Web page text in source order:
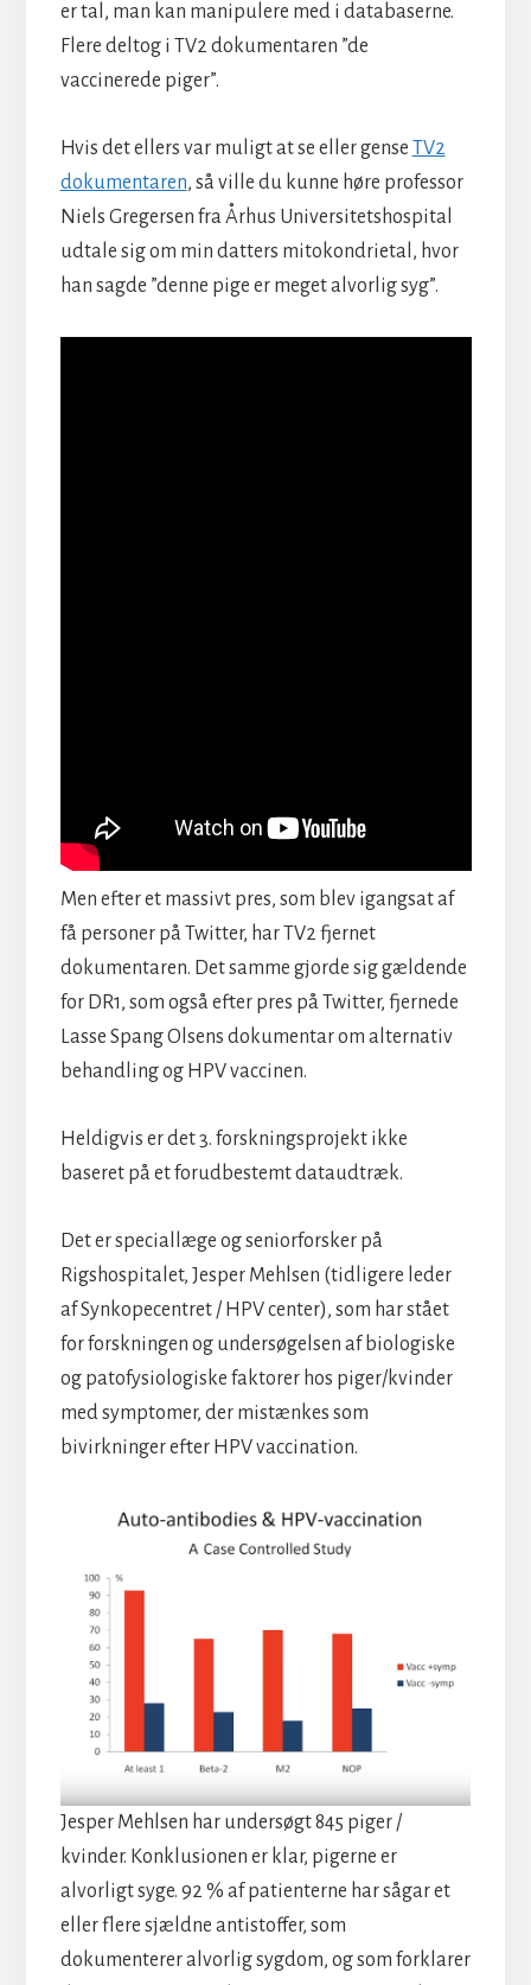
er tal, man kan manipulere med i databaserne.
Flere deltog i TV2 dokumentaren ”de
vaccinerede piger”.
Hvis det ellers var muligt at se eller gense TV2
dokumentaren, så ville du kunne høre professor
Niels Gregersen fra Århus Universitetshospital
udtale sig om min datters mitokondrietal, hvor
han sagde ”denne pige er meget alvorlig syg”.
Men efter et massivt pres, som blev igangsat af
få personer på Twitter, har TV2 fjernet
dokumentaren. Det samme gjorde sig gældende
for DR1, som også efter pres på Twitter, fjernede
Lasse Spang Olsens dokumentar om alternativ
behandling og HPV vaccinen.
Heldigvis er det 3. forskningsprojekt ikke
baseret på et forudbestemt dataudtræk.
Det er speciallæge og seniorforsker på
Rigshospitalet, Jesper Mehlsen (tidligere leder
af Synkopecentret / HPV center), som har stået
for forskningen og undersøgelsen af biologiske
og patofysiologiske faktorer hos piger/kvinder
med symptomer, der mistænkes som
bivirkninger efter HPV vaccination.
Jesper Mehlsen har undersøgt 845 piger /
kvinder. Konklusionen er klar, pigerne er
alvorligt syge. 92 % af patienterne har sågar et
eller flere sjældne antistoffer, som
dokumenterer alvorlig sygdom, og som forklarer